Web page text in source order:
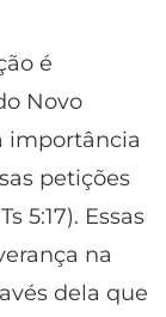
é
Novo
importância
petições
5:17). Essas
na
dela que